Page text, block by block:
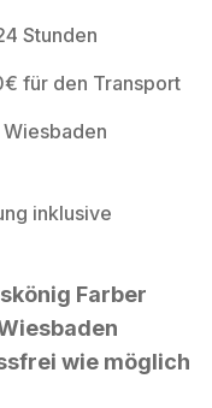
Stunden
für den Transport
inklusive
Farber
wie möglich